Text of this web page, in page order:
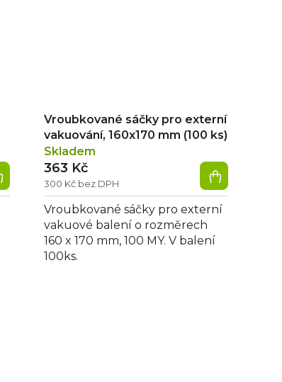
Vroubkované sáčky pro externí
vakuování, 160x170 mm (100 ks)
Skladem
300 Kč bez DPH
363 Kč
Vroubkované sáčky pro externí
vakuové balení o rozměrech
160 x 170 mm, 100 MY. V balení
100ks.